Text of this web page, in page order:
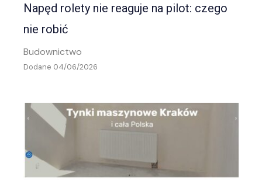
Napęd rolety nie reaguje na pilot: czego
nie robić
Budownictwo
Dodane 04/06/2026